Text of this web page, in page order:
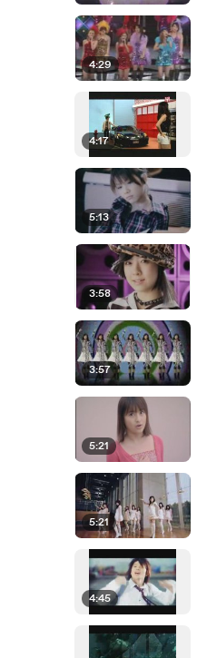
4:29
4:17
5:13
3:58
3:57
5:21
5:21
4:45